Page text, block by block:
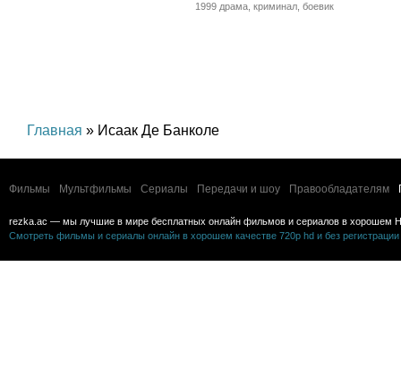
1999 драма, криминал, боевик
Главная » Исаак Де Банколе
Фильмы Мультфильмы Сериалы Передачи и шоу Правообладателям
rezka.ac — мы лучшие в мире бесплатных онлайн фильмов и сериалов в хорошем
Смотреть фильмы и сериалы онлайн в хорошем качестве 720p hd и без